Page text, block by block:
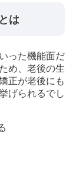
は
った機能面だ
め、老後の生
正が老後にも
げられるでし